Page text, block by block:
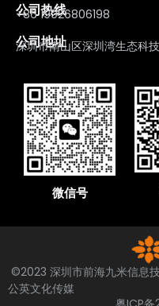
公司热线
+86 19926806198
公司地址
深圳市南山区深圳湾生态科
微信号
©2023 深圳市前海九米信息
公英文化传媒